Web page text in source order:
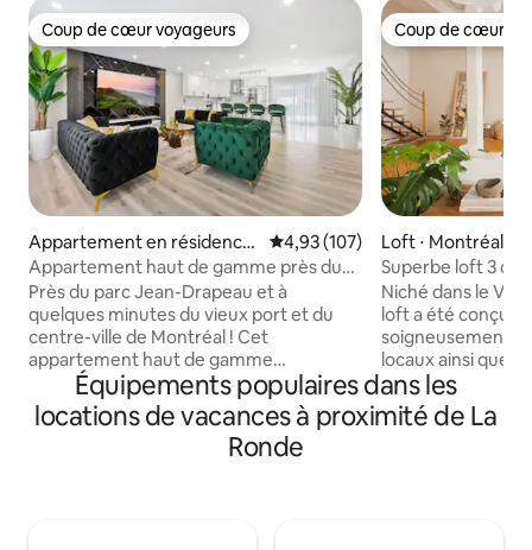
Coup de cœur voyageurs
Coup de cœur voyageurs
Appartement en résidence
⋅ Longueuil
Évaluation moyenne sur la
4,93 (107)
Appartement haut de gamme près du
Vieux-Montréal. Parking GRATUIT.
Près du parc Jean-Drapeau et à
quelques minutes du vieux port et du
centre-ville de Montréal ! Cet
appartement haut de gamme
entièrement rénové offre un confort
haut de gamme avec un mobilier design,
des appareils électroménagers haut de
gamme et des suppléments bien pensés
Coup de cœur
Coup de cœur
Loft ⋅ Montréal
Superbe loft 3
avec terrasse
Niché dans le
loft a été conçu
soigneusement
locaux ainsi que
design
de sa propre
aquarium avec
Équipements populaires dans les
locations de vacances à proximité de La
Ronde